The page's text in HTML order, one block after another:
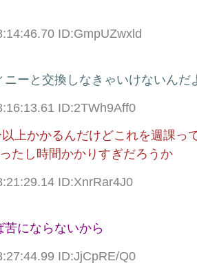
ID:GmpUZwxld
ーと交換しなきゃいけないんだ
ID:2TWh9Aff0
上かかるんだけどこれを週課っ
たし時間かかりすぎだろうか
ID:XnrRar4J0
にならないから
ID:JjCpRE/Q0